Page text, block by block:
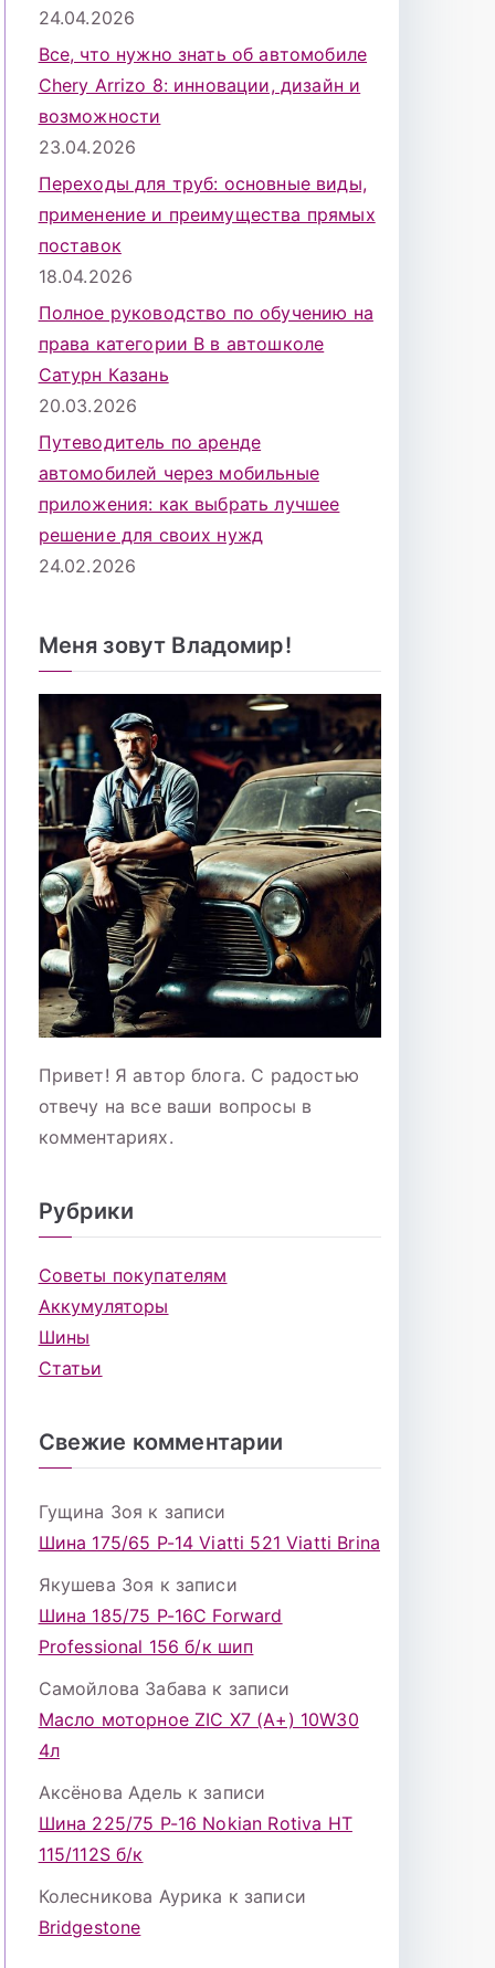
24.04.2026
Все, что нужно знать об автомобиле
Chery Arrizo 8: инновации, дизайн и
возможности
23.04.2026
Переходы для труб: основные виды,
применение и преимущества прямых
поставок
18.04.2026
Полное руководство по обучению на
права категории B в автошколе
Сатурн Казань
20.03.2026
Путеводитель по аренде
автомобилей через мобильные
приложения: как выбрать лучшее
решение для своих нужд
24.02.2026
Меня зовут Владомир!
Привет! Я автор блога. С радостью
отвечу на все ваши вопросы в
комментариях.
Рубрики
Советы покупателям
Аккумуляторы
Шины
Статьи
Свежие комментарии
Гущина Зоя к записи
Шина 175/65 Р-14 Viatti 521 Viatti Brina
Якушева Зоя к записи
Шина 185/75 Р-16С Forward
Professional 156 б/к шип
Самойлова Забава к записи
Масло моторное ZIC X7 (A+) 10W30
4л
Аксёнова Адель к записи
Шина 225/75 Р-16 Nokian Rotiva HT
115/112S б/к
Колесникова Аурика к записи
Bridgestone